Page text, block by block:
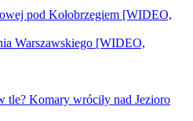
pod Kołobrzegiem [WIDEO,
Warszawskiego [WIDEO,
tle? Komary wróciły nad Jezioro